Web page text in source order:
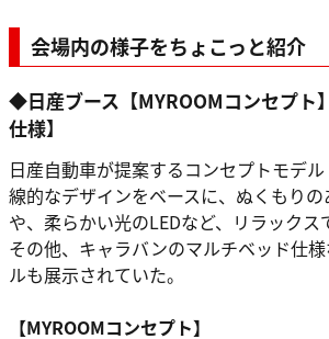
会場内の様子をちょこっと紹介
◆日産ブース【MYROOMコンセプト
仕様】
日産自動車が提案するコンセプトモデル
線的なデザインをベースに、ぬくもり
や、柔らかい光のLEDなど、リラックス
その他、キャラバンのマルチベッド仕
ルも展示されていた。
【MYROOMコンセプト】